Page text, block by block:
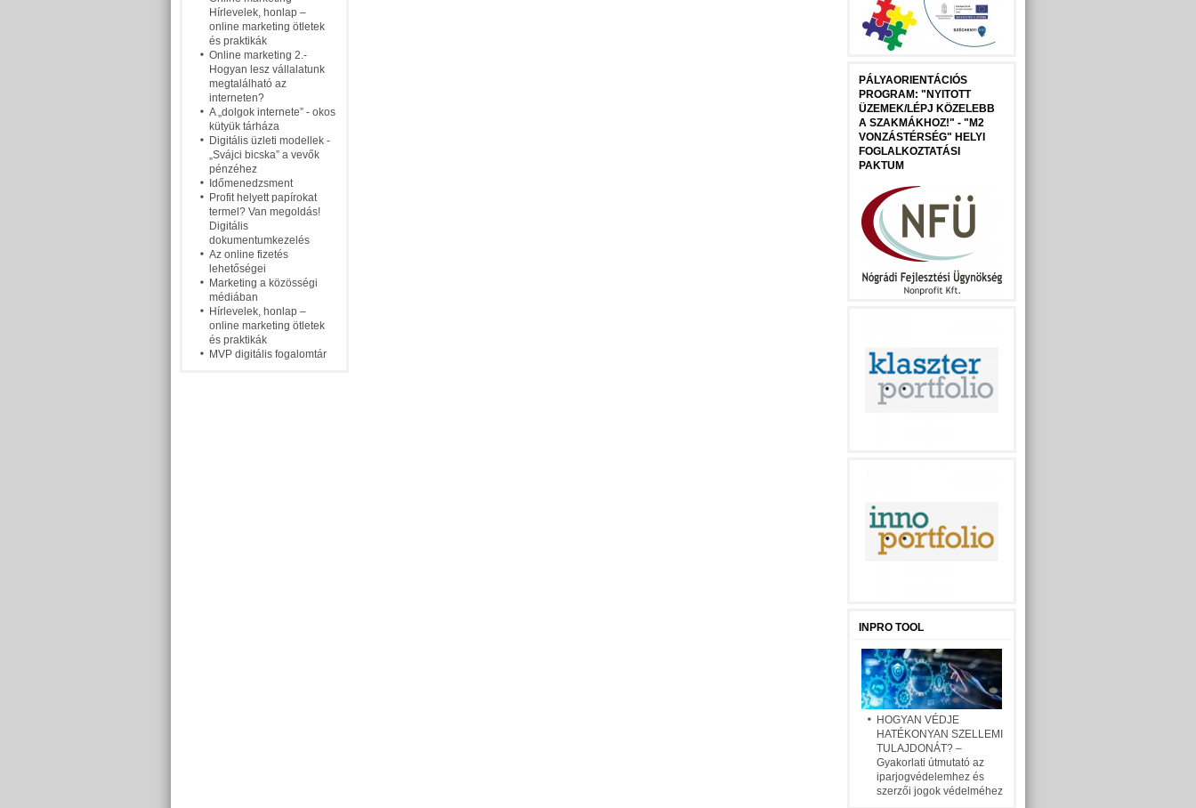
Hírlevelek, honlap –
online marketing ötletek
és praktikák
Online marketing 2.-
Hogyan lesz vállalatunk
megtalálható az
interneten?
A „dolgok internete” - okos
kütyük tárháza
Digitális üzleti modellek -
„Svájci bicska” a vevők
pénzéhez
Időmenedzsment
Profit helyett papírokat
termel? Van megoldás!
Digitális
dokumentumkezelés
Az online fizetés
lehetőségei
Marketing a közösségi
médiában
Hírlevelek, honlap –
online marketing ötletek
és praktikák
MVP digitális fogalomtár
PÁLYAORIENTÁCIÓS
PROGRAM: "NYITOTT
ÜZEMEK/LÉPJ KÖZELEBB
A SZAKMÁKHOZ!" - "M2
VONZÁSTÉRSÉG" HELYI
FOGLALKOZTATÁSI
PAKTUM
INPRO TOOL
HOGYAN VÉDJE
HATÉKONYAN SZELLEMI
TULAJDONÁT? –
Gyakorlati útmutató az
iparjogvédelemhez és
szerzői jogok védelméhez